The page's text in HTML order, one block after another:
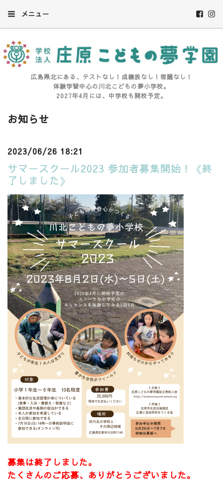
メニュー
広島県北にある、テストなし！成績表なし！宿題なし！
体験学習中心の川北こどもの夢小学校。
2027年4月には、中学校も開校予定。
お知らせ
2023/06/26 18:21
サマースクール2023 参加者募集開始！《終
了しました》
募集は終了しました。
たくさんのご応募、ありがとうございました。